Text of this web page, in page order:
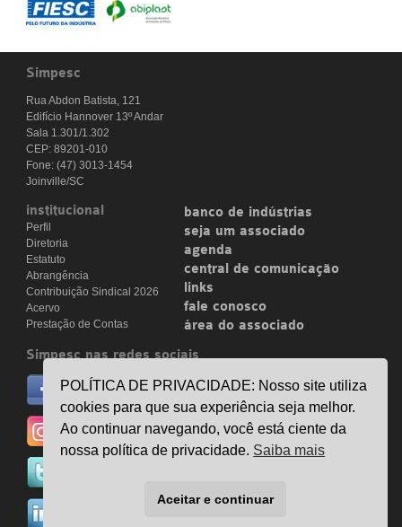
Simpesc
Rua Abdon Batista, 121
Edifício Hannover 13º Andar
Sala 1.301/1.302
CEP: 89201-010
Fone: (47) 3013-1454
Joinville/SC
institucional
Perfil
Diretoria
Estatuto
Abrangência
Contribuição Sindical 2026
Acervo
Prestação de Contas
banco de indústrias
seja um associado
agenda
central de comunicação
links
fale conosco
área do associado
Simpesc nas redes sociais
no facebook
/simpesc
no instagram
@simpescplasticos
POLÍTICA DE PRIVACIDADE: Nosso site utiliza
cookies para que sua experiência seja melhor.
Ao continuar navegando, você está ciente da
nossa política de privacidade. Saiba mais
Aceitar e continuar